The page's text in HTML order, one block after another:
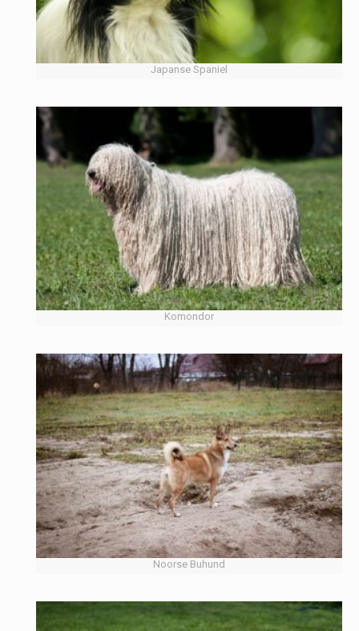
Japanse Spaniel
Komondor
Noorse Buhund